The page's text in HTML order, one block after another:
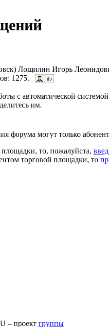
Лощилин Игорь
1275.
с автоматической
им.
форума могут только
то, пожалуйста,
торговой площадки, то
– проект группы